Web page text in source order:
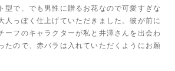
型で、でも男性に贈るお花なので可愛すぎな
人っぽく仕上げていただきました。彼が前に
ーフのキャラクターが私と井澤さんを出会わ
たので、赤バラは入れていただくようにお願